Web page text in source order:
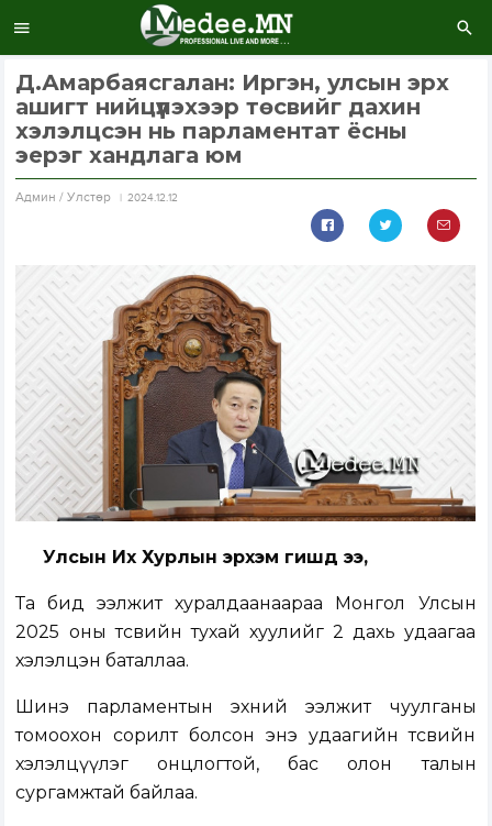
Д.Амарбаясгалан: Иргэн, улсын эрх
ашигт нийцүүлэхээр төсвийг дахин
хэлэлцсэн нь парламентат ёсны
эерэг хандлага юм
Aдмин / Улстөр 2024.12.12
Улсын Их Хурлын эрхэм гишүүд ээ,
Та бид ээлжит хуралдаанаараа Монгол Улсын
2025 оны төсвийн тухай хуулийг 2 дахь удаагаа
хэлэлцэн баталлаа.
Шинэ парламентын эхний ээлжит чуулганы
томоохон сорилт болсон энэ удаагийн төсвийн
хэлэлцүүлэг онцлогтой, бас олон талын
сургамжтай байлаа.